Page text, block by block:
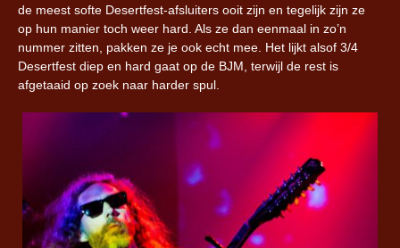
de meest softe Desertfest-afsluiters ooit zijn en tegelijk zijn ze
op hun manier toch weer hard. Als ze dan eenmaal in zo’n
nummer zitten, pakken ze je ook echt mee. Het lijkt alsof 3/4
Desertfest diep en hard gaat op de BJM, terwijl de rest is
afgetaaid op zoek naar harder spul.